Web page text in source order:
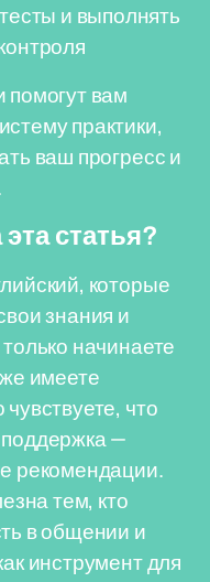
и выполнять
вам
практики,
ваш прогресс и
статья?
которые
знания и
начинаете
имеете
что
—
рекомендации.
тем, кто
в общении и
инструмент для